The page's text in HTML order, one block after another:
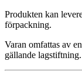
Produkten kan
förpackning.
Varan omfattas av
gällande lagstiftning.